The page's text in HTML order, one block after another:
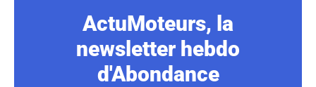
ActuMoteurs, la
newsletter hebdo
d'Abondance